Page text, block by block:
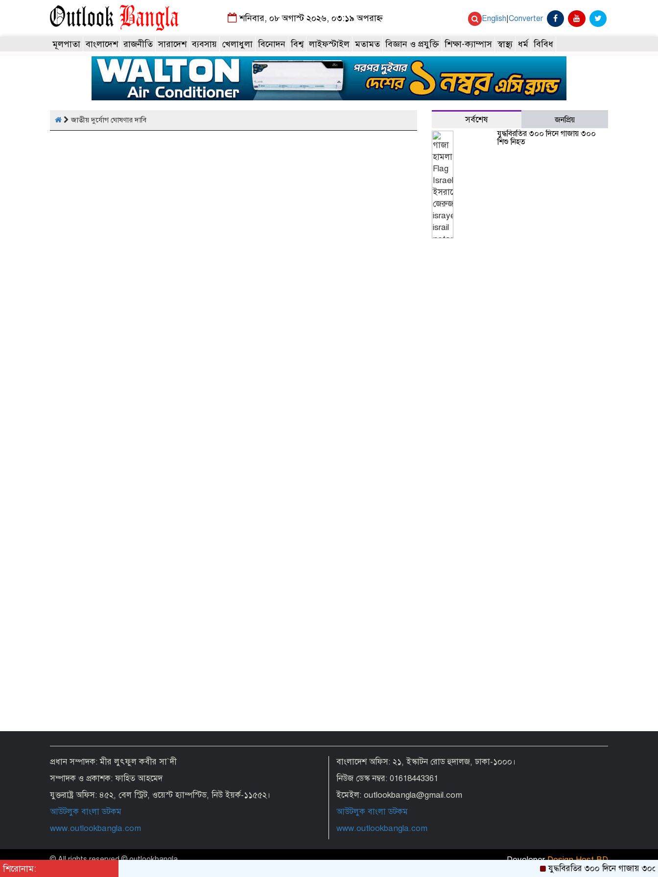
শনিবার, ০৮ অগাস্ট ২০২৬, ০৩:১৯ অপরাহ্ন English Converter
মূলপাতা বাংলাদেশ রাজনীতি সারাদেশ ব্যবসায় খেলাধুলা বিনোদন বিশ্ব লাইফস্টাইল মতামত বিজ্ঞান ও প্রযুক্তি শিক্ষা-ক্যাম্পাস স্বাস্থ্য ধর্ম বিবিধ
জাতীয় দুর্যোগ ঘোষণার দাবি সর্বশেষ
জনপ্রিয়
যুদ্ধবিরতির ৩০০ দিনে গাজায় ৩০০
শিশু নিহত
জনগণের অধিকার নিশ্চিত না হওয়া
পর্যন্ত জুলাই শেষ হবে না: জামায়াত
প্রধান সম্পাদক: মীর লুৎফুল কবীর সা`দী
সম্পাদক ও প্রকাশক: ফাহিত আহমেদ
যুক্তরাষ্ট্র অফিস: ৪৫২, বেল স্ট্রিট, ওয়েস্ট হ্যাম্পস্টিড, নিউ ইয়র্ক-১১৫৫২।
আউটলুক বাংলা ডটকম
www.outlookbangla.com
বাংলাদেশ অফিস: ২১, ইস্কাটন রোড হুদালজ, ঢাকা-১০০০।
নিউজ ডেস্ক নম্বর: 01618443361
ইমেইল: outlookbangla@gmail.com
আউটলুক বাংলা ডটকম
www.outlookbangla.com
শিরোনাম: যুদ্ধবিরতির ৩০০ দিনে গাজায় ৩০০
© All rights reserved © outlookbangla Developer Design Host BD